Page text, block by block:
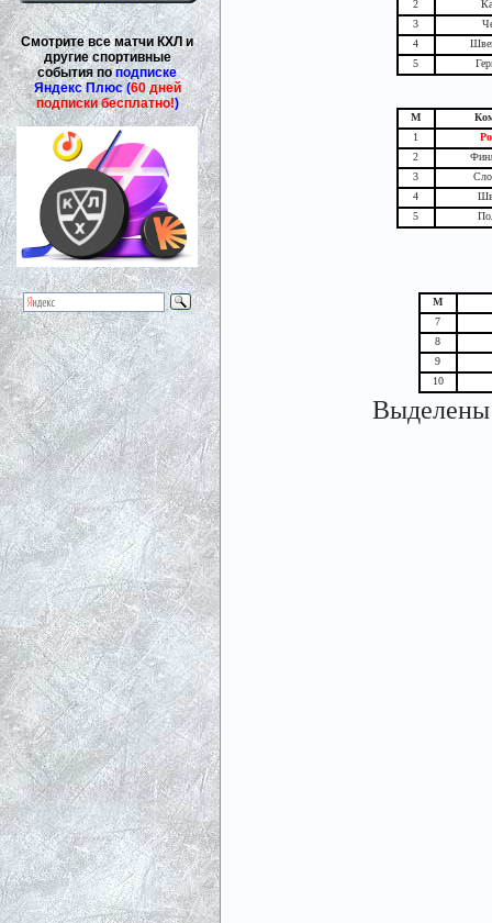
Смотрите все матчи КХЛ и
другие спортивные
события поподписке
Яндекс Плюс (60 дней
подписки бесплатно!)
2
3
4
5
М
1
2
3
4
5
М
7
8
9
10
Выделены